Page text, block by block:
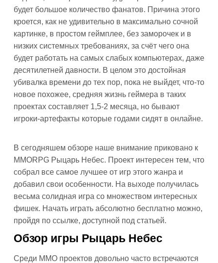
будет большое количество фанатов. Причина этого
кроется, как не удивительно в максимально сочной
картинке, в простом геймплее, без заморочек и в
низких системных требованиях, за счёт чего она
будет работать на самых слабых компьютерах, даже
десятилетней давности. В целом это достойная
убивалка времени до тех пор, пока не выйдет, что-то
новое похожее, средняя жизнь геймера в таких
проектах составляет 1,5-2 месяца, но бывают
игроки-артефакты которые годами сидят в онлайне.
В сегодняшем обзоре наше внимание приковано к
MMORPG Рыцарь Небес. Проект интересен тем, что
собрал все самое лучшее от игр этого жанра и
добавил свои особенности. На выходе получилась
весьма солидная игра со множеством интересных
фишек. Начать играть абсолютно бесплатно можно,
пройдя по ссылке, доступной под статьей.
Обзор игры Рыцарь Небес
Среди ММО проектов довольно часто встречаются